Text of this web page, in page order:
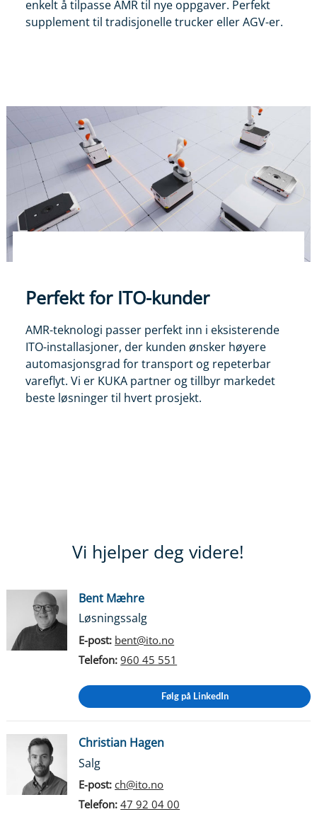
enkelt å tilpasse AMR til nye oppgaver. Perfekt
supplement til tradisjonelle trucker eller AGV-er.
Perfekt for ITO-kunder
AMR-teknologi passer perfekt inn i eksisterende
ITO-installasjoner, der kunden ønsker høyere
automasjonsgrad for transport og repeterbar
vareflyt. Vi er KUKA partner og tillbyr markedet
beste løsninger til hvert prosjekt.
Vi hjelper deg videre!
Bent Mæhre
Løsningssalg
E-post: bent@ito.no
Telefon: 960 45 551
Følg på LinkedIn
Christian Hagen
Salg
E-post: ch@ito.no
Telefon: 47 92 04 00